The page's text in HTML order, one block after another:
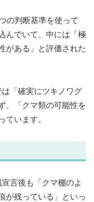
の判断基準を使って
んでいて、中には「極
がある」と評価された
「確実にツキノワグ
、「クマ類の可能性を
ています。
言後も「クマ棚のよ
が残っている」といっ